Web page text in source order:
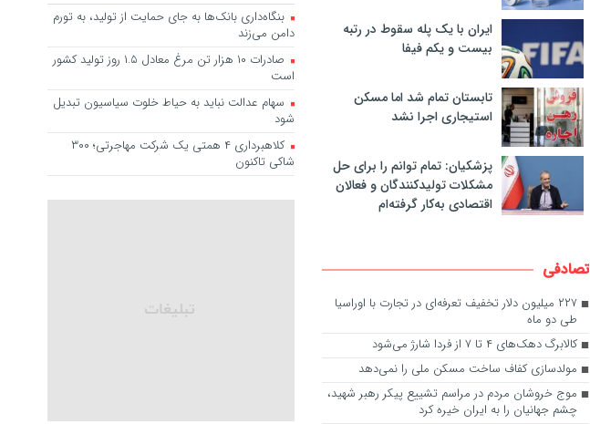
ایران با یک پله سقوط در رتبه
بیست و یکم فیفا
تابستان تمام شد اما مسکن
استیجاری اجرا نشد
پزشکیان: تمام توانم را برای حل
مشکلات تولیدکنندگان و فعالان
اقتصادی به‌کار گرفته‌ام
تصادفی
۲۲۷ میلیون دلار تخفیف تعرفه‌ای در تجارت با اوراسیا
طی دو ماه
کالابرگ دهک‌های ۴ تا ۷ از فردا شارژ می‌شود
مولدسازی کفاف ساخت مسکن ملی را نمی‌دهد
موج خروشان مردم در مراسم تشییع پیکر رهبر شهید،
چشم جهانیان را به ایران خیره کرد
بنگاه‌داری بانک‌ها به جای حمایت از تولید، به تورم
دامن می‌زند
صادرات ۱۰ هزار تن مرغ معادل ۱.۵ روز تولید کشور
است
سهام عدالت نباید به حیاط خلوت سیاسیون تبدیل
شود
کلاهبرداری ۴ همتی یک شرکت مهاجرتی؛ ۳۰۰
شاکی تاکنون